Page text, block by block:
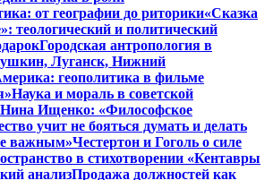
от географии до риторики«Сказка
теологический и политический
Городская антропология в
Луганск, Нижний
геополитика в фильме
Наука и мораль в советской
Ищенко: «Философское
учит не бояться думать и делать
важным»Честертон и Гоголь о силе
в стихотворении «Кентавры
анализПродажа должностей как